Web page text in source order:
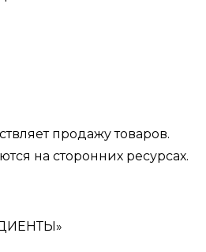
продажу товаров.
на сторонних ресурсах.